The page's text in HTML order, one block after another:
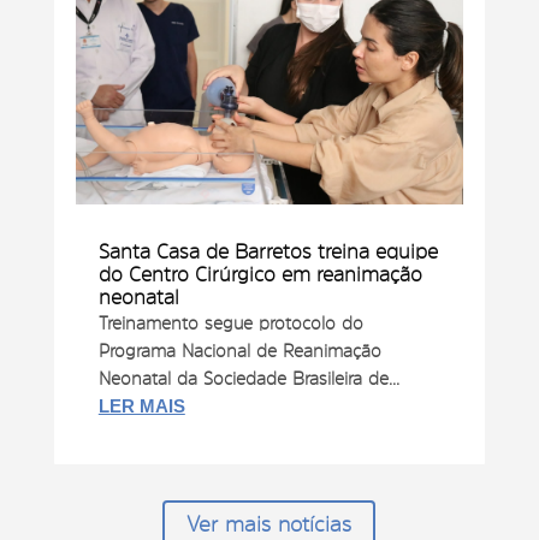
Santa Casa de Barretos treina equipe
do Centro Cirúrgico em reanimação
neonatal
Treinamento segue protocolo do
Programa Nacional de Reanimação
Neonatal da Sociedade Brasileira de...
LER MAIS
Ver mais notícias